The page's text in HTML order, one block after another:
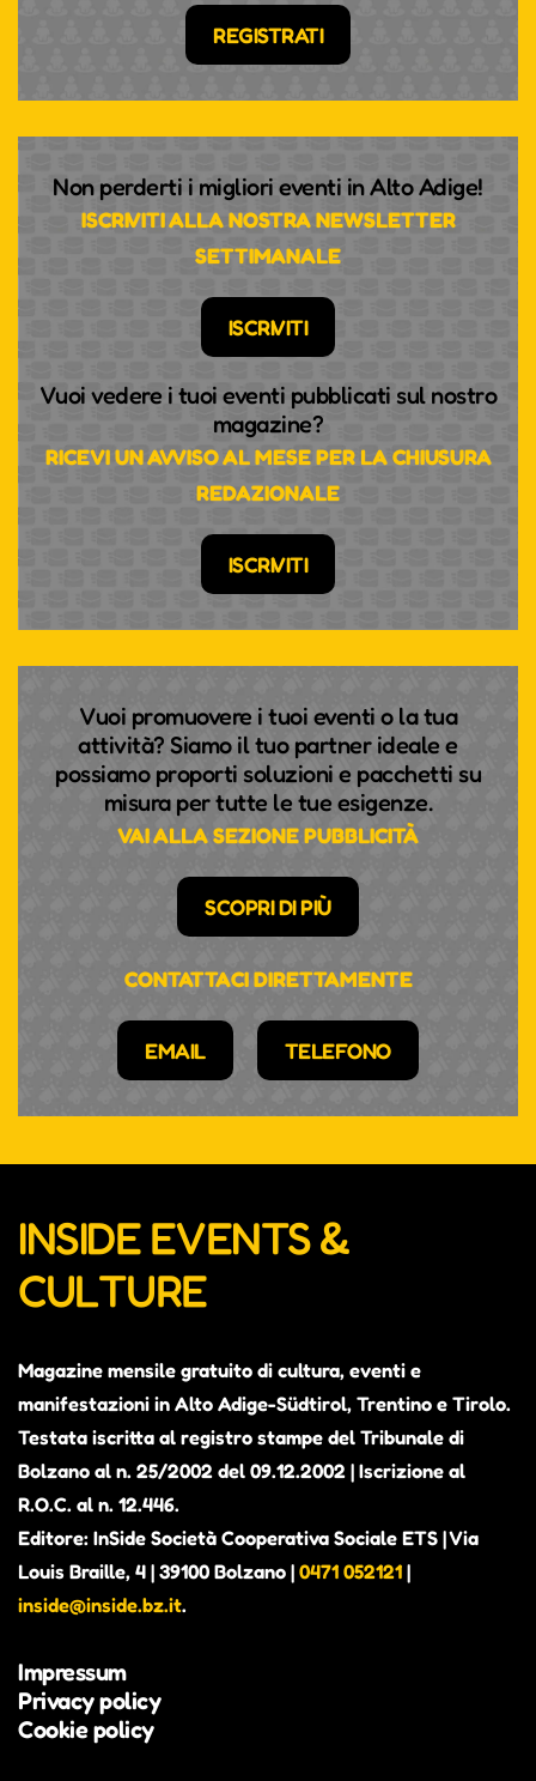
REGISTRATI
Non perderti i migliori eventi in Alto Adige!
ISCRIVITI ALLA NOSTRA NEWSLETTER
SETTIMANALE
ISCRIVITI
Vuoi vedere i tuoi eventi pubblicati sul nostro
magazine?
RICEVI UN AVVISO AL MESE PER LA CHIUSURA
REDAZIONALE
ISCRIVITI
Vuoi promuovere i tuoi eventi o la tua
attività? Siamo il tuo partner ideale e
possiamo proporti soluzioni e pacchetti su
misura per tutte le tue esigenze.
VAI ALLA SEZIONE PUBBLICITÀ
SCOPRI DI PIÙ
CONTATTACI DIRETTAMENTE
EMAIL TELEFONO
INSIDE EVENTS &
CULTURE
Magazine mensile gratuito di cultura, eventi e
manifestazioni in Alto Adige-Südtirol, Trentino e Tirolo.
Testata iscritta al registro stampe del Tribunale di
Bolzano al n. 25/2002 del 09.12.2002 | Iscrizione al
R.O.C. al n. 12.446.
Editore: InSide Società Cooperativa Sociale ETS | Via
Louis Braille, 4 | 39100 Bolzano | 0471 052121 |
inside@inside.bz.it.
Impressum
Privacy policy
Cookie policy